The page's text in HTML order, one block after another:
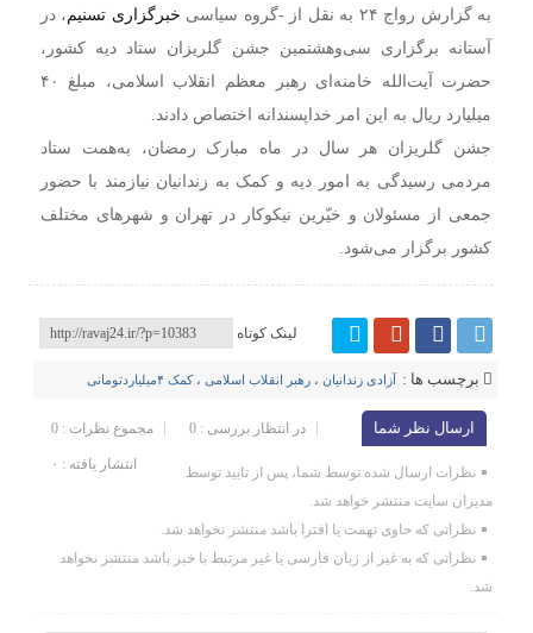
به گزارش رواج ۲۴ به نقل از -گروه سیاسی خبرگزاری تسنیم، در
آستانه برگزاری سی‌وهشتمین جشن گلریزان ستاد دیه کشور،
حضرت آیت‌الله خامنه‌ای رهبر معظم انقلاب اسلامی، مبلغ ۴۰
میلیارد ریال به این امر خداپسندانه اختصاص دادند.
جشن گلریزان هر سال در ماه مبارک رمضان، به‌همت ستاد
مردمی رسیدگی به امور دیه و کمک به زندانیان نیازمند با حضور
جمعی از مسئولان و خیّرین نیکوکار در تهران و شهرهای مختلف
کشور برگزار می‌شود.
لینک کوتاه
برچسب ها : آزادی زندانیان ،رهبر انقلاب اسلامی ،کمک ۴میلیاردتومانی
ارسال نظر شما مجموع نظرات : 0 در انتظار بررسی : 0
انتشار یافته : ۰
نظرات ارسال شده توسط شما، پس از تایید توسط
مدیران سایت منتشر خواهد شد.
نظراتی که حاوی تهمت یا افترا باشد منتشر نخواهد شد.
نظراتی که به غیر از زبان فارسی یا غیر مرتبط با خبر باشد منتشر نخواهد
شد.